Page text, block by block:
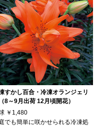
すかし百合・冷凍オランジェリ
8～9月出荷 12月頃開花）
￥1,480
でも簡単に咲かせられる冷凍処